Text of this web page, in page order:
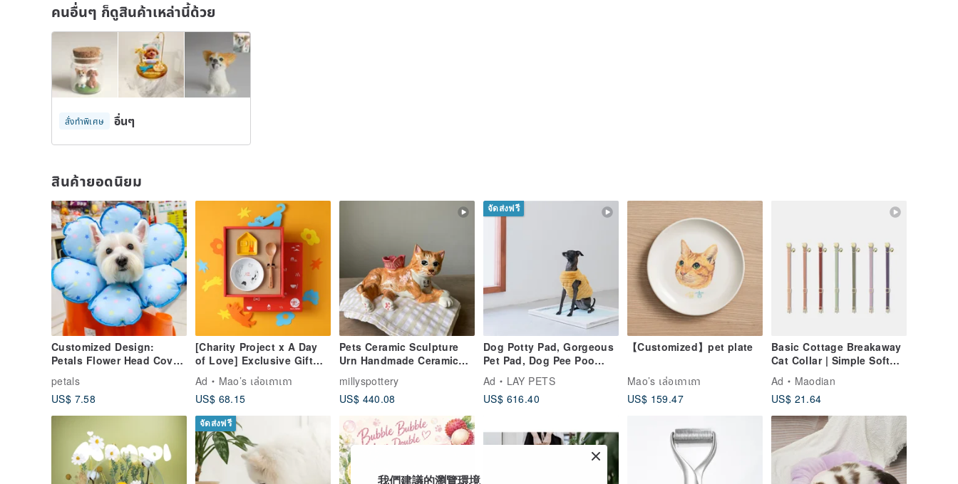
คนอื่นๆ ก็ดูสินค้าเหล่านี้ด้วย
สั่งทำพิเศษ อื่นๆ
สินค้ายอดนิยม
Customized Design:
Petals Flower Head Cover
[Cotton Board] (Size
M)*Sold as a single
piece**
petals
US$ 7.58
[Charity Project x A Day
of Love] Exclusive Gift
Box for Cats and Dogs
Ad
Mao’s เล่อเถาเถา
US$ 68.15
Pets Ceramic Sculpture
Urn Handmade Ceramic
Sculpture Urn for Pets
millyspottery
US$ 440.08
จัดส่งฟรี
Dog Potty Pad, Gorgeous
Pet Pad, Dog Pee Poo
pad, Dog Tray, Pet Matt,
Pet House,
Ad
LAY PETS
US$ 616.40
【Customized】pet plate
Mao’s เล่อเถาเถา
US$ 159.47
Basic Cottage Breakaway
Cat Collar | Simple Soft
Cat Collar
Ad
Maodian
US$ 21.64
จัดส่งฟรี
我們建議的瀏覽環境